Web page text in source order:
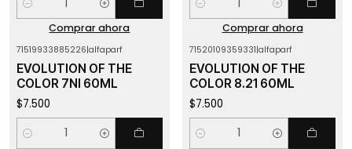
Cantidad
Comprar ahora
Cantidad
Comprar ahora
71519933885226|alfaparf
EVOLUTION OF THE
COLOR 7NI 60ML
$7.500
Cantidad
71520109359331|alfaparf
EVOLUTION OF THE
COLOR 8.21 60ML
$7.500
Cantidad